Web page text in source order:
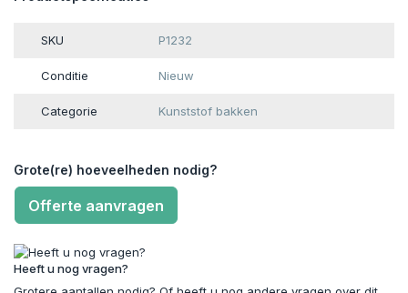
SKU P1232
Conditie Nieuw
Categorie Kunststof bakken
Grote(re) hoeveelheden nodig?
Offerte aanvragen
Heeft u nog vragen?